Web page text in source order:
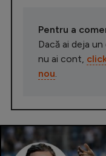
Pentru a
Dacă ai deja un
nu ai cont,
nou